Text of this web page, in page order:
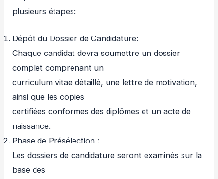
plusieurs étapes:
Dépôt du Dossier de Candidature:
Chaque candidat devra soumettre un dossier
complet comprenant un
curriculum vitae détaillé, une lettre de motivation,
ainsi que les copies
certifiées conformes des diplômes et un acte de
naissance.
Phase de Présélection :
Les dossiers de candidature seront examinés sur la
base des